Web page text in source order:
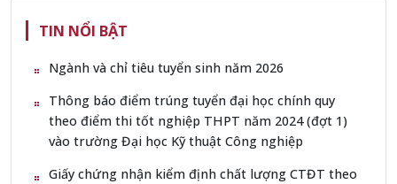
TIN NỔI BẬT
Ngành và chỉ tiêu tuyển sinh năm 2026
Thông báo điểm trúng tuyển đại học chính quy
theo điểm thi tốt nghiệp THPT năm 2024 (đợt 1)
vào trường Đại học Kỹ thuật Công nghiệp
Giấy chứng nhận kiểm định chất lượng CTĐT theo